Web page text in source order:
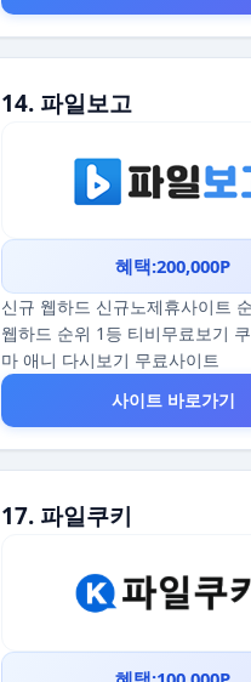
14. 파일보고
혜택:200,000P
신규 웹하드 신규노제휴사이트
웹하드 순위 1등 티비무료보기
마 애니 다시보기 무료사이트
사이트 바로가기
17. 파일쿠키